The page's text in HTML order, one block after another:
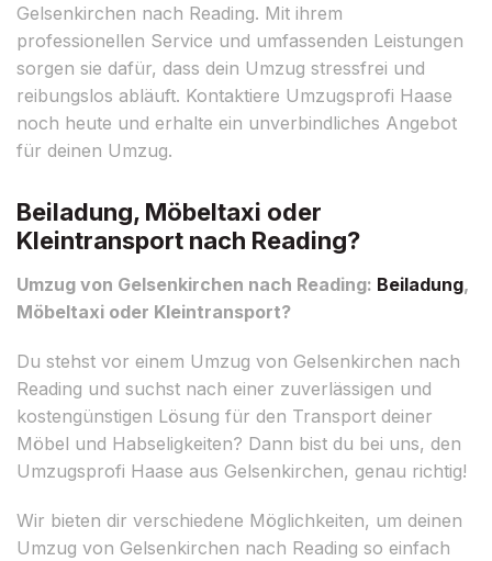
Gelsenkirchen nach Reading. Mit ihrem
professionellen Service und umfassenden Leistungen
sorgen sie dafür, dass dein Umzug stressfrei und
reibungslos abläuft. Kontaktiere Umzugsprofi Haase
noch heute und erhalte ein unverbindliches Angebot
für deinen Umzug.
Beiladung, Möbeltaxi oder
Kleintransport nach Reading?
Umzug von Gelsenkirchen nach Reading: Beiladung,
Möbeltaxi oder Kleintransport?
Du stehst vor einem Umzug von Gelsenkirchen nach
Reading und suchst nach einer zuverlässigen und
kostengünstigen Lösung für den Transport deiner
Möbel und Habseligkeiten? Dann bist du bei uns, den
Umzugsprofi Haase aus Gelsenkirchen, genau richtig!
Wir bieten dir verschiedene Möglichkeiten, um deinen
Umzug von Gelsenkirchen nach Reading so einfach